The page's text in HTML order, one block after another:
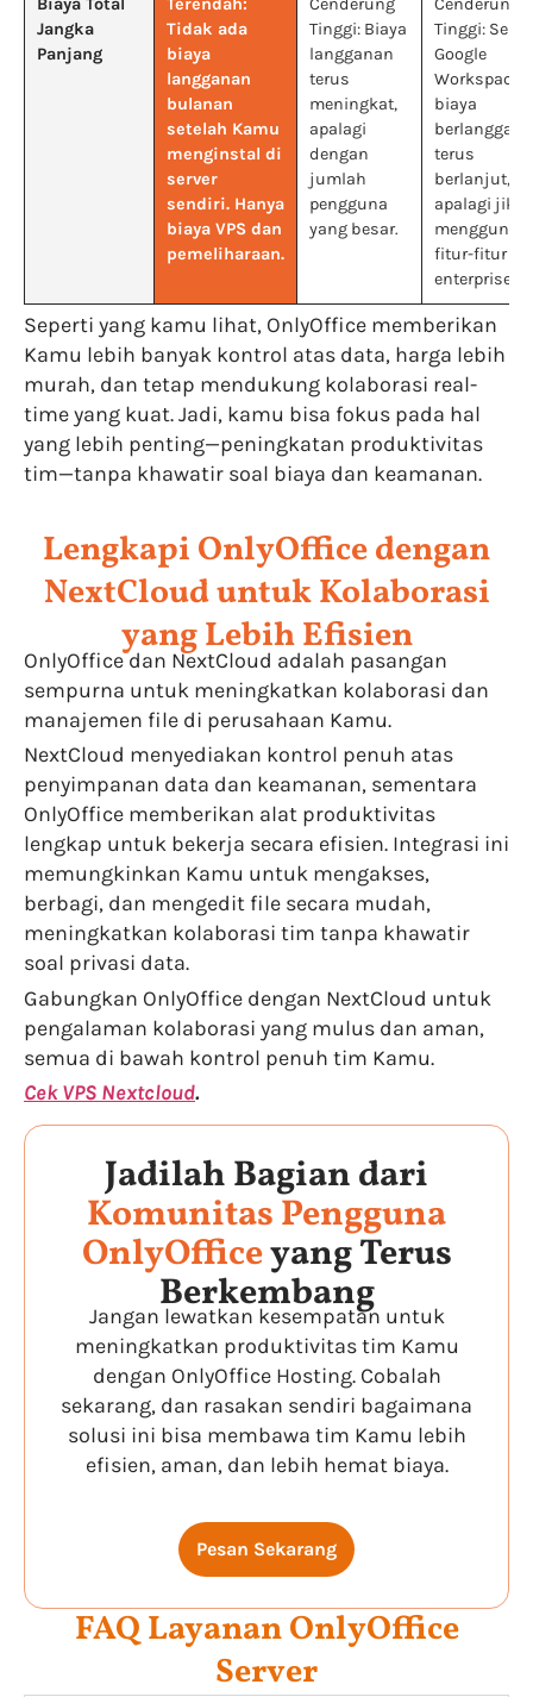
Jangka
Panjang
Tidak ada
biaya
langganan
bulanan
setelah Kamu
menginstal di
server
sendiri. Hanya
biaya VPS dan
pemeliharaan.
Tinggi: Biaya
langganan
terus
meningkat,
apalagi
dengan
jumlah
pengguna
yang besar.
Tinggi:
Google
Workspace,
biaya
terus
berlanjut,
apalagi jika
fitur-fitur
enterprise.
Seperti yang kamu lihat, OnlyOffice memberikan
Kamu lebih banyak kontrol atas data, harga lebih
murah, dan tetap mendukung kolaborasi real-
time yang kuat. Jadi, kamu bisa fokus pada hal
yang lebih penting—peningkatan produktivitas
tim—tanpa khawatir soal biaya dan keamanan.
Lengkapi OnlyOffice dengan
NextCloud untuk Kolaborasi
yang Lebih Efisien
OnlyOffice dan NextCloud adalah pasangan
sempurna untuk meningkatkan kolaborasi dan
manajemen file di perusahaan Kamu.
NextCloud menyediakan kontrol penuh atas
penyimpanan data dan keamanan, sementara
OnlyOffice memberikan alat produktivitas
lengkap untuk bekerja secara efisien. Integrasi ini
memungkinkan Kamu untuk mengakses,
berbagi, dan mengedit file secara mudah,
meningkatkan kolaborasi tim tanpa khawatir
soal privasi data.
Gabungkan OnlyOffice dengan NextCloud untuk
pengalaman kolaborasi yang mulus dan aman,
semua di bawah kontrol penuh tim Kamu.
Cek VPS Nextcloud.
Jadilah Bagian dari
Komunitas Pengguna
OnlyOfficeyang Terus
Berkembang
Jangan lewatkan kesempatan untuk
meningkatkan produktivitas tim Kamu
dengan OnlyOffice Hosting. Cobalah
sekarang, dan rasakan sendiri bagaimana
solusi ini bisa membawa tim Kamu lebih
efisien, aman, dan lebih hemat biaya.
Pesan Sekarang
FAQ Layanan OnlyOffice
Server